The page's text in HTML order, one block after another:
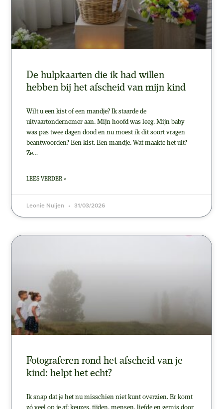
De hulpkaarten die ik had willen
hebben bij het afscheid van mijn kind
Wilt u een kist of een mandje? Ik staarde de
uitvaartondernemer aan. Mijn hoofd was leeg. Mijn baby
was pas twee dagen dood en nu moest ik dit soort vragen
beantwoorden? Een kist. Een mandje. Wat maakte het uit?
Ze…
LEES VERDER »
Leonie Nuijen 31/03/2026
Fotograferen rond het afscheid van je
kind: helpt het echt?
Ik snap dat je het nu misschien niet kunt overzien. Er komt